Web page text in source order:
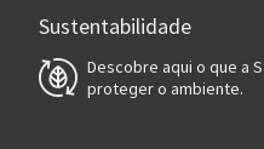
Sustentabilidade
Descobre aqui o que a
proteger o ambiente.